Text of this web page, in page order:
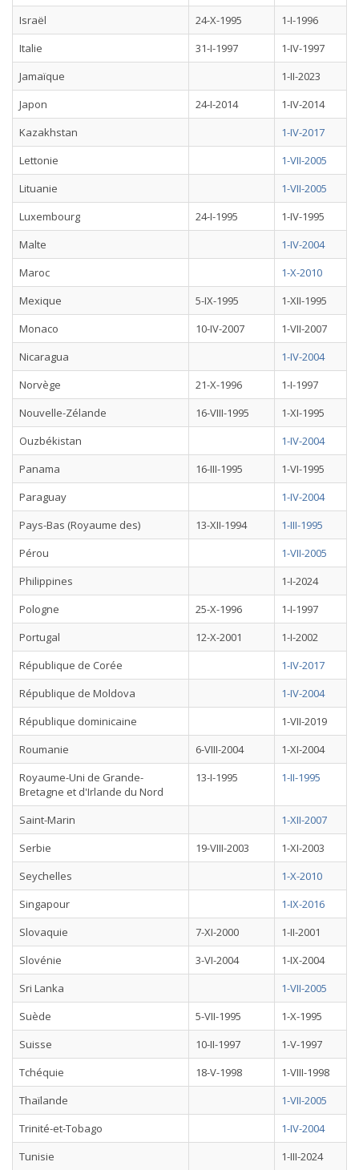
Israël
24-X-1995
1-I-1996
Italie
31-I-1997
1-IV-1997
Jamaïque
1-II-2023
Japon
24-I-2014
1-IV-2014
Kazakhstan
1-IV-2017
Lettonie
1-VII-2005
Lituanie
1-VII-2005
Luxembourg
24-I-1995
1-IV-1995
Malte
1-IV-2004
Maroc
1-X-2010
Mexique
5-IX-1995
1-XII-1995
Monaco
10-IV-2007
1-VII-2007
Nicaragua
1-IV-2004
Norvège
21-X-1996
1-I-1997
Nouvelle-Zélande
16-VIII-1995
1-XI-1995
Ouzbékistan
1-IV-2004
Panama
16-III-1995
1-VI-1995
Paraguay
1-IV-2004
Pays-Bas (Royaume des)
13-XII-1994
1-III-1995
Pérou
1-VII-2005
Philippines
1-I-2024
Pologne
25-X-1996
1-I-1997
Portugal
12-X-2001
1-I-2002
République de Corée
1-IV-2017
République de Moldova
1-IV-2004
République dominicaine
1-VII-2019
Roumanie
6-VIII-2004
1-XI-2004
Royaume-Uni de Grande-
Bretagne et d'Irlande du Nord
13-I-1995 1-II-1995
Saint-Marin
1-XII-2007
Serbie
19-VIII-2003
1-XI-2003
Seychelles
1-X-2010
Singapour
1-IX-2016
Slovaquie
7-XI-2000
1-II-2001
Slovénie
3-VI-2004
1-IX-2004
Sri Lanka
1-VII-2005
Suède
5-VII-1995
1-X-1995
Suisse
10-II-1997
1-V-1997
Tchéquie
18-V-1998
1-VIII-1998
Thaïlande
1-VII-2005
Trinité-et-Tobago
1-IV-2004
Tunisie
1-III-2024